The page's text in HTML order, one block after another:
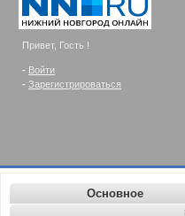
Привет, Гость !
- Войти
- Зарегистрироваться
Основное